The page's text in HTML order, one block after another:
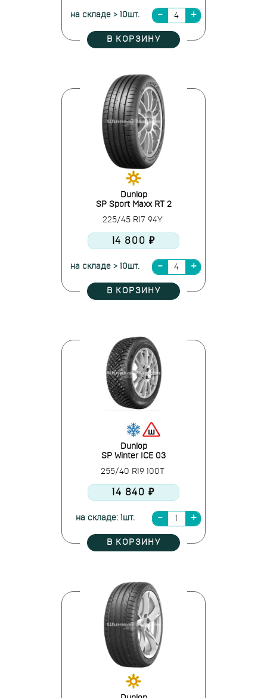
на складе > 10шт.
В КОРЗИНУ
Dunlop
SP Sport Maxx RT 2
225/45 R17 94Y
14 800 ₽
на складе > 10шт.
В КОРЗИНУ
Dunlop
SP Winter ICE 03
255/40 R19 100T
14 840 ₽
на складе: 1шт.
В КОРЗИНУ